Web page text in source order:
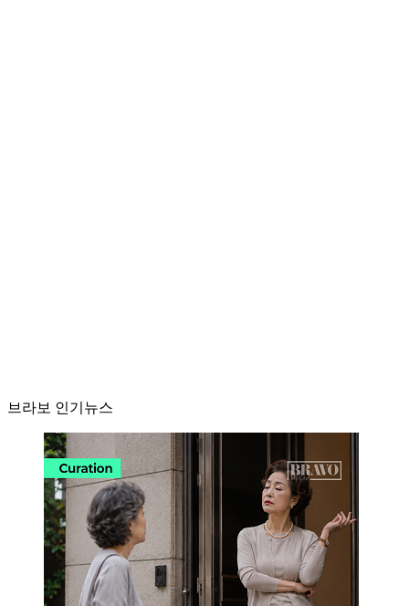
브라보 인기뉴스